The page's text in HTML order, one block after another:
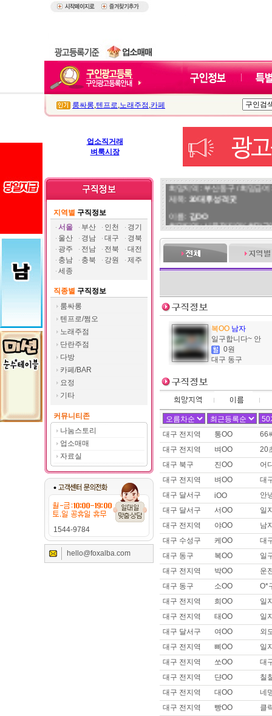
룸싸롱,텐프로,노래주점 ,카페
업소직거래
벼룩시장
지역별 구직정보
서울
부산 인천
경기
울산
경남 대구
경북
광주
전남 전북
대전
충남
충북 강원
제주
세종
직종별 구직정보
룸싸롱
텐프로/쩜오
노래주점
단란주점
다방
카페/BAR
요정
기타
커뮤니티존
나눔스토리
업소매매
자료실
1544-9784
hello@foxalba.com
희망지역 : 부산 동구 / 희망급
제목 : 30대후 성격굿
이름 : 김OO
희망지역 : 서울 전지역 / 희망
이름 :쿠OO
희망지역 : 서울 전지역 / 희망
제목 :트젠 쉬멜입니다.
제목 : 여장시디 필요하신분 찾
이름 :두OO
희망지역 : 경기 수원시 / 희망
제목 :유흥쪽,밤일,운적일자리
이름 :김OO
희망지역 : 전남 신안군 / 희망
제목 : 신안 다방
이름 : 김OO
희망지역 : 전남 신안군 / 희망
제목 :다방일 구해요.
이름 :예OO
희망지역 : 경남 전지역 / 희망
제목 :애교많은 >_<예리 !! 열
이름 :덴OO
희망지역 : 서울 강남구 / 희망
제목 :센스넘치는 이십대 실장,
이름 :토OO
희망지역 : 경기 화성시 / 희망
제목 :구인구직합니다
이름 :이OO
희망지역 : 서울 전지역 / 희망
제목 :안녕하세요
이름 :고OO
희망지역 : 경기 안산시 / 희망
제목 :사이즈 큰데 일 가능할까
이름 :이OO
희망지역 : 경기 수원시 / 희망
제목 :자차 // 운전 실장 합니다
이름 :SOO
희망지역 : 경기 수원시 / 희망
제목 :안녕하세요
이름 :세OO
복OO 남자
일구합니다~ 안
0원
대구 동구
대구 전지역 통OO
66
대구 전지역
벼OO
20
대구 북구
진OO
어
대구 전지역
벼OO
대
대구 달서구
iOO
안
대구 달서구
서OO
일
대구 전지역
야OO
남
대구 수성구
케OO
대
대구 동구
복OO
일
대구 전지역
박OO
운
대구 동구
소OO
O*
대구 전지역
희OO
일
대구 전지역
태OO
일
대구 달서구
여OO
외
대구 전지역
삐OO
일
대구 전지역
쏘OO
대
대구 전지역
댠OO
칠
대구 전지역
대OO
네
대구 전지역
빵OO
클